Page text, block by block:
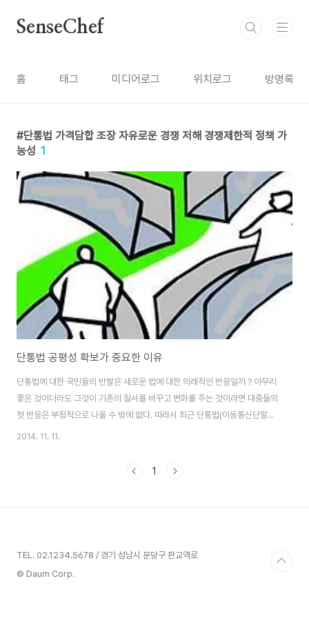
SenseChef
홈 태그 미디어로그 위치로그 방명록
단통법 가격담합 조장 자유로운 경쟁 저해 경쟁제한적 정책 가
능성 1
단통법 공평성 확보가 중요한 이유
단통법에 대한 국민들의 반발은 새로운 법에 대한 의례적인 반응일까 ? 아무리
좋은 것이더라도 그것이 기존의 질서를 바꾸고 변화를 주는 것이라면 대중들의
첫 반응은 부정적으로 나올 수 밖에 없다. 따라서 최근 단통법(이동통신단말장
치 유통구조 개선에 관한 법률) 관련 쏟아지는 부정적 여론들이 새로운 제도에
련의 여론 흐름을 살펴 보면 이를 단순하게 평가할 수만은 없을 것 같다. 연일
2014. 11. 11.
1
TEL. 02.1234.5678 / 경기 성남시 분당구 판교역로
© Daum Corp.